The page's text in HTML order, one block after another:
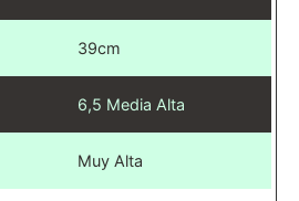
39cm
6,5 Media Alta
Muy Alta